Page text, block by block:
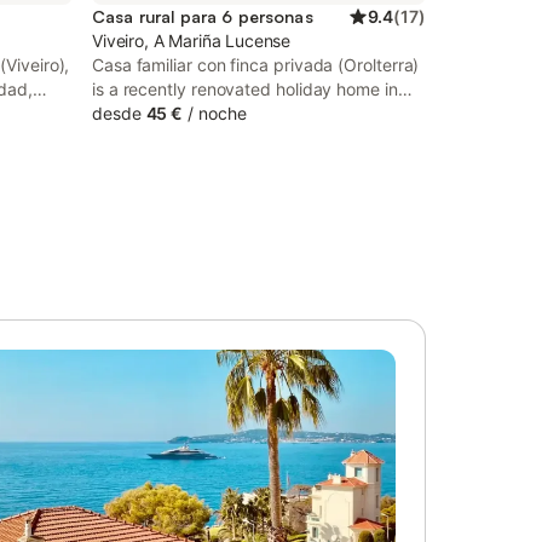
unas
El
después
Casa rural para 6 personas 9.4(17)
Viveiro, A Mariña Lucense
Casa familiar con finca privada (Orolterra)
is a recently renovated holiday home in
Viveiro, where guests can make the most
desde 45 € / noche